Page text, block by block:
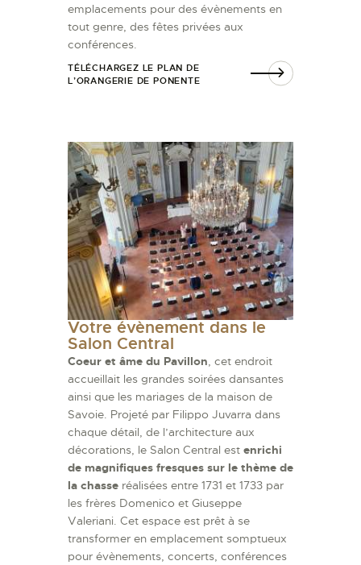
emplacements pour des évènements en
tout genre, des fêtes privées aux
conférences.
TÉLÉCHARGEZ LE PLAN DE
L’ORANGERIE DE PONENTE
Votre évènement dans le
Salon Central
Coeur et âme du Pavillon, cet endroit
accueillait les grandes soirées dansantes
ainsi que les mariages de la maison de
Savoie. Projeté par Filippo Juvarra dans
chaque détail, de l’architecture aux
décorations, le Salon Central est enrichi
de magnifiques fresques sur le thème de
la chasse réalisées entre 1731 et 1733 par
les frères Domenico et Giuseppe
Valeriani. Cet espace est prêt à se
transformer en emplacement somptueux
pour évènements, concerts, conférences